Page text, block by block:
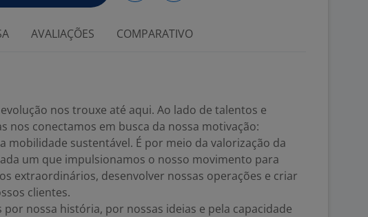
AVALIAÇÕES COMPARATIVO
nos trouxe até aqui. Ao lado de talentos e
nos conectamos em busca da nossa motivação:
mobilidade sustentável. É por meio da valorização da
um que impulsionamos o nosso movimento para
extraordinários, desenvolver nossas operações e criar
clientes.
por nossa história, por nossas ideias e pela capacidade